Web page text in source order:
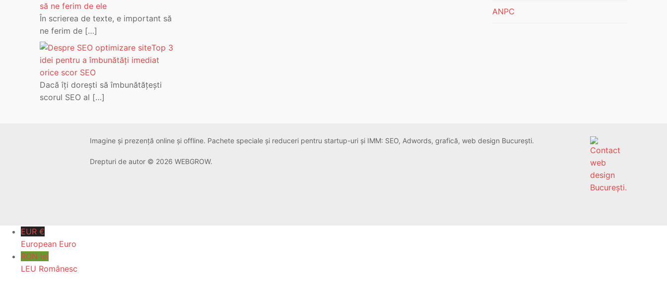
să ne ferim de ele
În scrierea de texte, e important să
ne ferim de […]
Top 3
idei pentru a îmbunătăți imediat
orice scor SEO
Dacă îți dorești să îmbunătățești
scorul SEO al […]
ANPC
Imagine și prezență online și offline. Pachete speciale și reduceri pentru startup-uri și IMM: SEO, Adwords, grafică, web design București.
Drepturi de autor © 2026 WEBGROW.
EUR €
European Euro
RON lei
LEU Românesc